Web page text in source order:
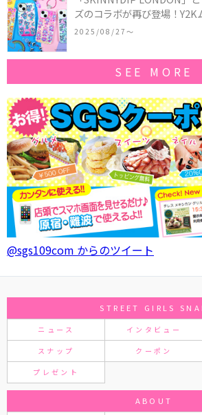
ズのコラボが再び登場！
作コレクションを発売♪
2025/08/27〜
SEE MORE
@sgs109com からのツイート
STREET GIRLS
ニュース インタビュー
スナップ クーポン
プレゼント
ABOUT